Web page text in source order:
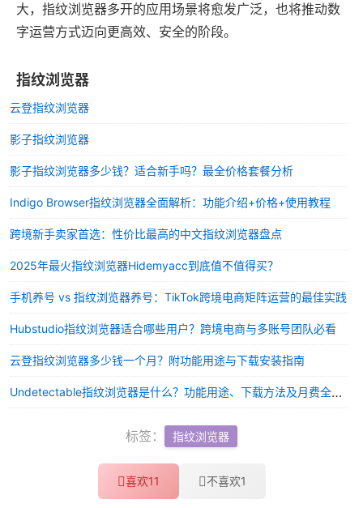
大，指纹浏览器多开的应用场景将愈发广泛，也将推动数
字运营方式迈向更高效、安全的阶段。
指纹浏览器
云登指纹浏览器
影子指纹浏览器
影子指纹浏览器多少钱？适合新手吗？最全价格套餐分析
Indigo Browser指纹浏览器全面解析：功能介绍+价格+使用教程
跨境新手卖家首选：性价比最高的中文指纹浏览器盘点
2025年最火指纹浏览器Hidemyacc到底值不值得买？
手机养号 vs 指纹浏览器养号：TikTok跨境电商矩阵运营的最佳实践
Hubstudio指纹浏览器适合哪些用户？跨境电商与多账号团队必看
云登指纹浏览器多少钱一个月？附功能用途与下载安装指南
Undetectable指纹浏览器是什么？功能用途、下载方法及月费全解析
标签： 指纹浏览器
喜欢11 不喜欢1